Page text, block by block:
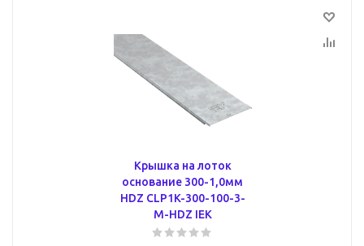
Крышка на лоток
основание 300-1,0мм
HDZ CLP1K-300-100-3-
M-HDZ IEK